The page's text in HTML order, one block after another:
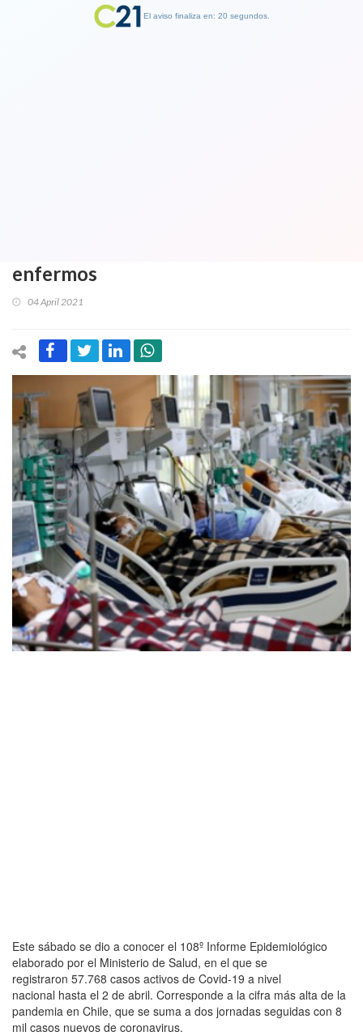
enfermos
04 April 2021
Este sábado se dio a conocer el 108º Informe Epidemiológico
elaborado por el Ministerio de Salud, en el que se
registraron 57.768 casos activos de Covid-19 a nivel
nacional hasta el 2 de abril. Corresponde a la cifra más alta de la
pandemia en Chile, que se suma a dos jornadas seguidas con 8
mil casos nuevos de coronavirus.
El aviso finaliza en: 19 segundos.